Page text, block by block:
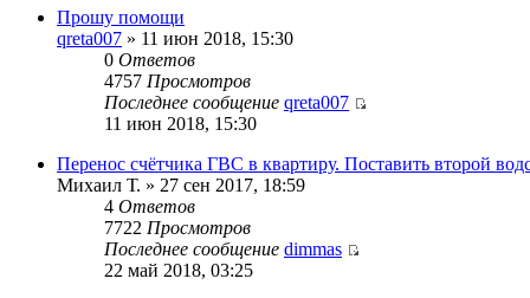
Прошу помощи
qreta007 » 11 июн 2018, 15:30
0 Ответов
4757 Просмотров
Последнее сообщение qreta007
11 июн 2018, 15:30
Перенос счётчика ГВС в квартиру. Поставить второй
Михаил Т. » 27 сен 2017, 18:59
4 Ответов
7722 Просмотров
Последнее сообщение dimmas
22 май 2018, 03:25